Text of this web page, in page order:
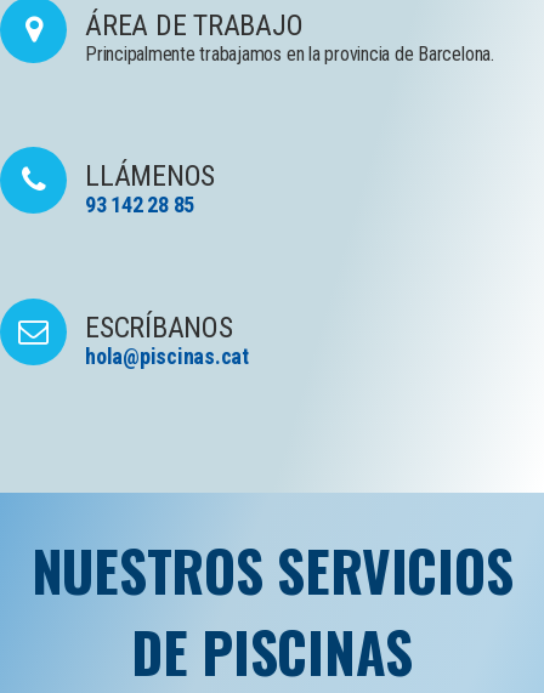
ÁREA DE TRABAJO
Principalmente trabajamos en la provincia de Barcelona.
LLÁMENOS
93 142 28 85
ESCRÍBANOS
hola@piscinas.cat
NUESTROS SERVICIOS
DE PISCINAS